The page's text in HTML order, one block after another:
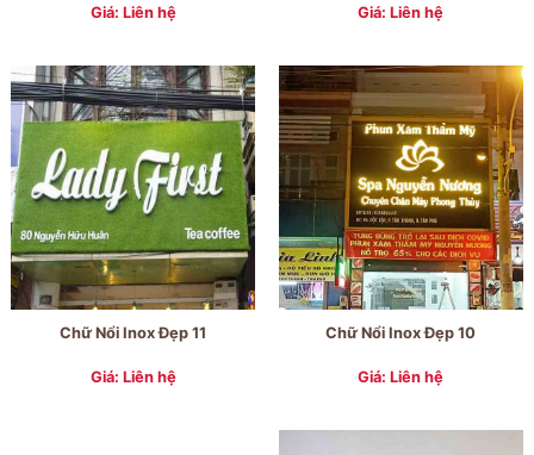
Giá: Liên hệ Giá: Liên hệ
Chữ Nổi Inox Đẹp 11
Giá: Liên hệ
Chữ Nổi Inox Đẹp 10
Giá: Liên hệ